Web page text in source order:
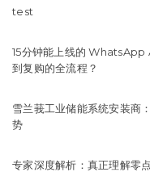
test
15分钟能上线的 WhatsApp
到复购的全流程？
雪兰莪工业储能系统安装商
势
专家深度解析：真正理解零